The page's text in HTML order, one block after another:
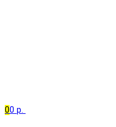
00 р.